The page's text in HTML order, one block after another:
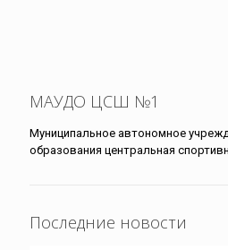
МАУДО ЦСШ №1
Муниципальное автономное
образования центральная
Последние новости